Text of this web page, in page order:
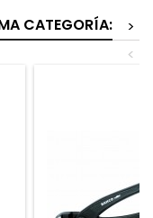
CATEGORÍA:
>
<